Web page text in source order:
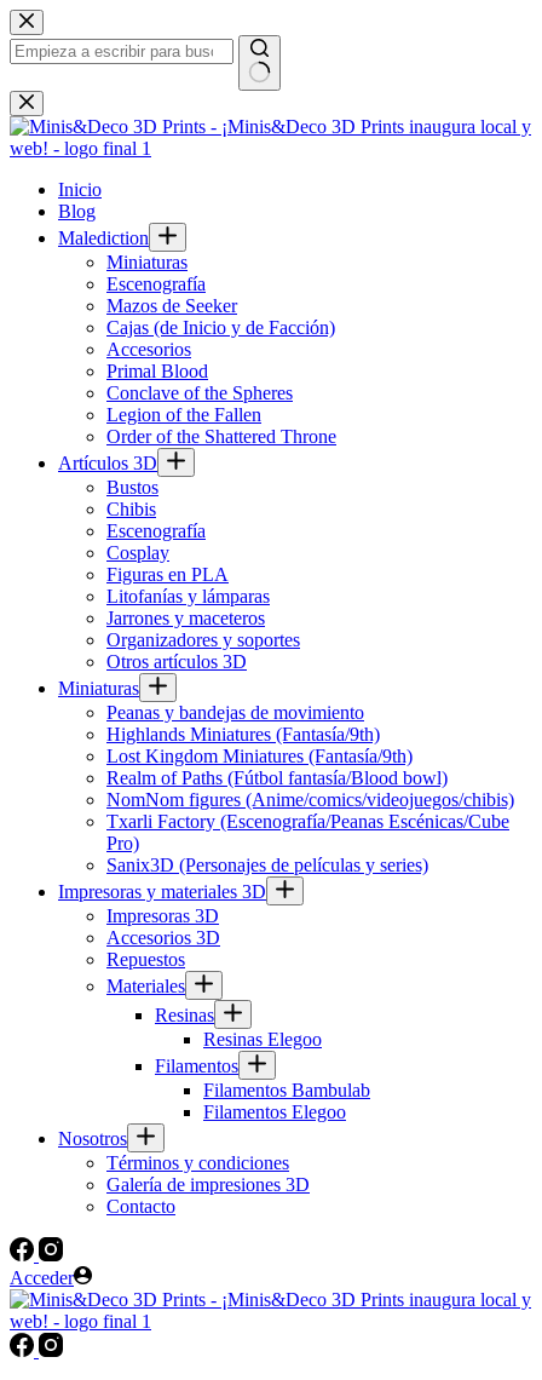
Saltar
al
contenido
Sin
resultados
Inicio
Blog
Malediction
Miniaturas
Escenografía
Mazos de Seeker
Cajas (de Inicio y de Facción)
Accesorios
Primal Blood
Conclave of the Spheres
Legion of the Fallen
Order of the Shattered Throne
Artículos 3D
Bustos
Chibis
Escenografía
Cosplay
Figuras en PLA
Litofanías y lámparas
Jarrones y maceteros
Organizadores y soportes
Otros artículos 3D
Miniaturas
Peanas y bandejas de movimiento
Highlands Miniatures (Fantasía/9th)
Lost Kingdom Miniatures (Fantasía/9th)
Realm of Paths (Fútbol fantasía/Blood bowl)
NomNom figures (Anime/comics/videojuegos/chibis)
Txarli Factory (Escenografía/Peanas Escénicas/Cube
Pro)
Sanix3D (Personajes de películas y series)
Impresoras y materiales 3D
Impresoras 3D
Accesorios 3D
Repuestos
Materiales
Resinas
Resinas Elegoo
Filamentos
Filamentos Bambulab
Filamentos Elegoo
Nosotros
Términos y condiciones
Galería de impresiones 3D
Contacto
Acceder